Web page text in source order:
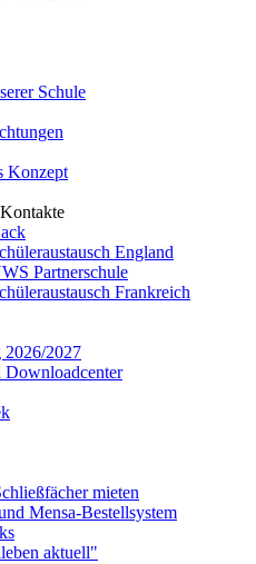
Schule
Konzept
England
Partnerschule
Frankreich
2026/2027
Downloadcenter
mieten
Mensa-Bestellsystem
aktuell"